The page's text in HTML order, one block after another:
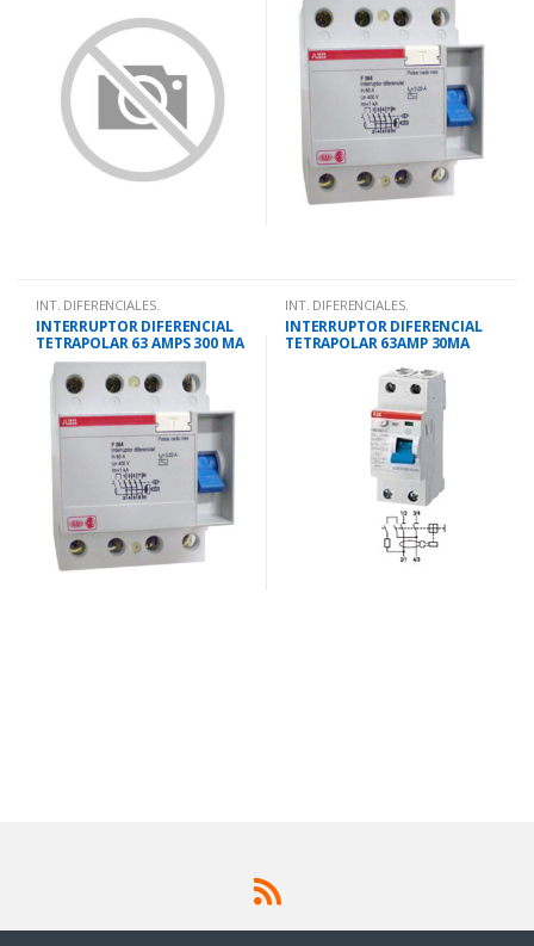
INT. DIFERENCIALES.
INTERRUPTOR DIFERENCIAL
TETRAPOLAR 63 AMPS 300 MA
INT. DIFERENCIALES.
INTERRUPTOR DIFERENCIAL
TETRAPOLAR 63AMP 30MA